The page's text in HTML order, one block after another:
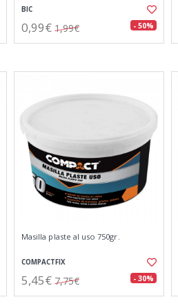
BIC
0,99€ 1,99€ - 50%
Masilla plaste al uso 750gr.
COMPACTFIX
5,45€ 7,75€ - 30%